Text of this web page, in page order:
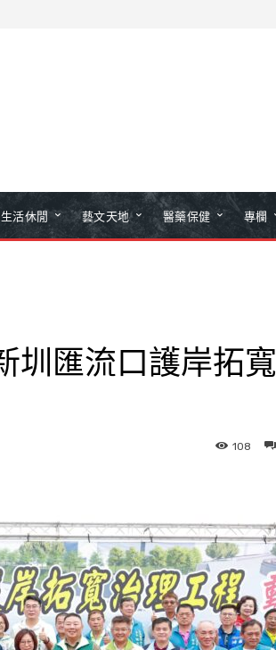
生活休閒 藝文天地 醫藥保健 專欄
圳匯流口護岸拓寬
108